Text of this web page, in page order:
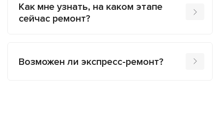
Как мне узнать, на каком этапе
сейчас ремонт?
Возможен ли экспресс-ремонт?